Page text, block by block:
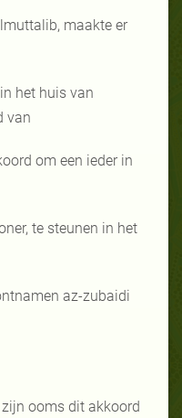
maakte er
het huis van
van
om een ieder in
te steunen in het
az-zubaidi
ooms dit akkoord